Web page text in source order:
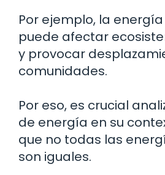
Por ejemplo, la
puede afectar
y provocar
comunidades.
Por eso, es crucial
de energía en su
que no todas las
son iguales.